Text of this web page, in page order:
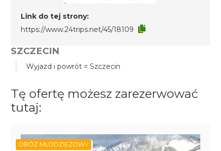
Link do tej strony:
https://www.24trips.net/45/18109
SZCZECIN
Wyjazd i powrót = Szczecin
Tę ofertę możesz zarezerwować
tutaj:
OBÓZ MŁODZIEŻOWY